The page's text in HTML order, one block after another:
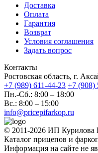
Доставка
Оплата
Гарантия
Возврат
Условия соглашения
Задать вопрос
Контакты
Ростовская область, г.
+7 (989) 611-44-23 +7 (908)
Пн.-Сб.: 8:00 – 18:00
Вс.: 8:00 – 15:00
info@pricepifarkop.ru
© 2011-2026 ИП Курилова
Каталог прицепов и
Информация на сайте не